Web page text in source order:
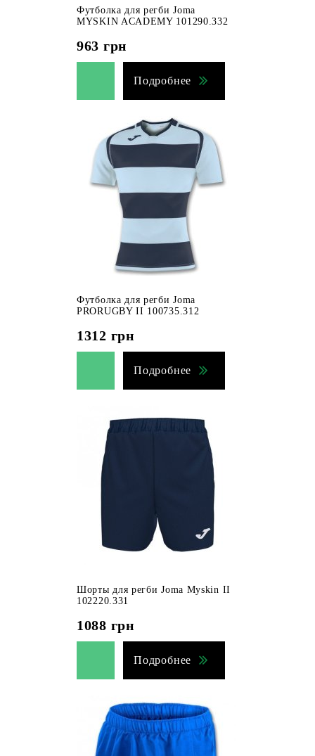
Футболка для регби Joma
MYSKIN ACADEMY 101290.332
963 грн
Подробнее
Футболка для регби Joma
PRORUGBY II 100735.312
1312 грн
Подробнее
Шорты для регби Joma Myskin II
102220.331
1088 грн
Подробнее